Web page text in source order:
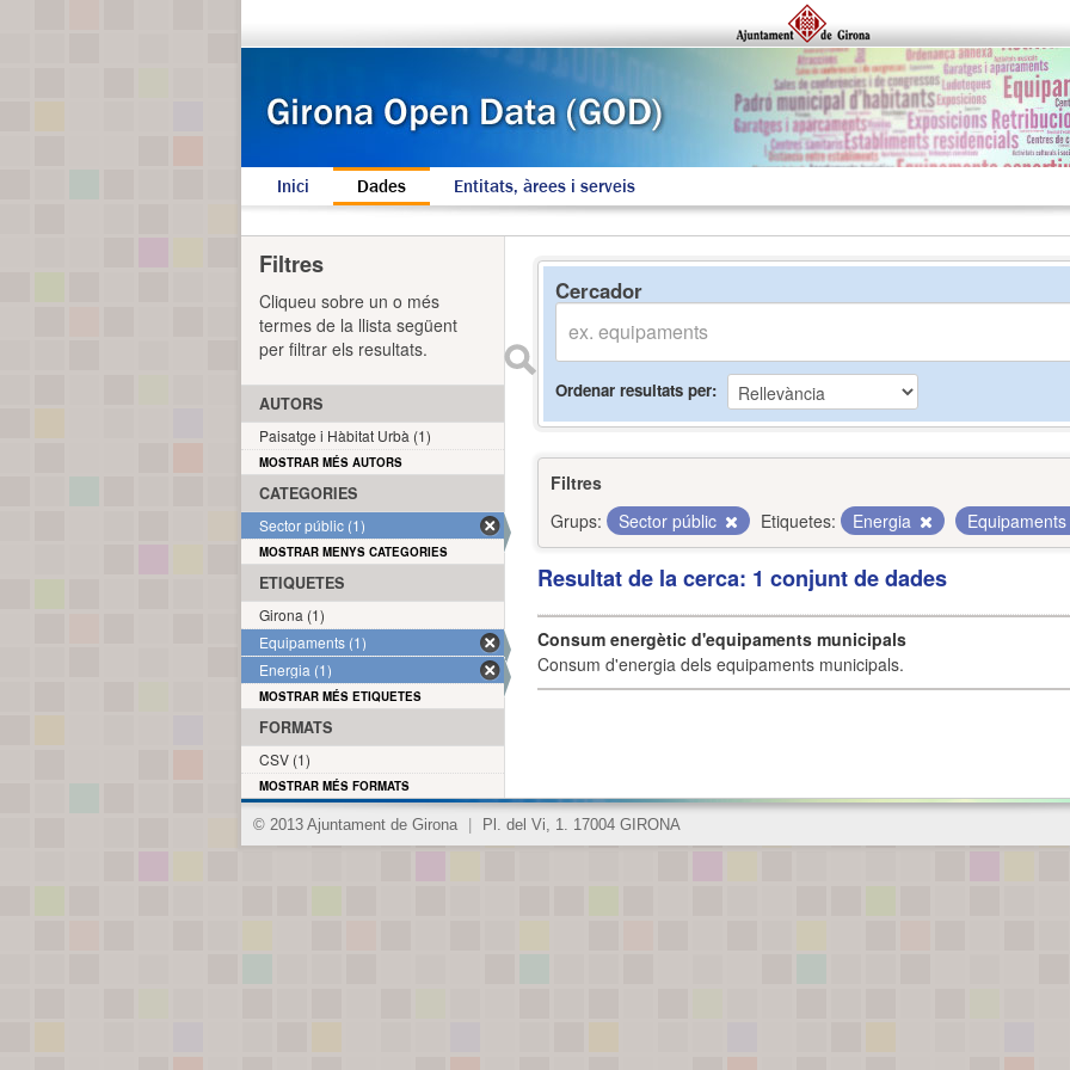
Inici Dades Entitats, àrees i serveis
Cercador
Ordenar resultats per
Filtres
Grups:
Sector públic Etiquetes: Energia Equipaments
Resultat de la cerca: 1 conjunt de dades
Consum energètic d'equipaments municipals
Consum d'energia dels equipaments municipals.
Filtres
Cliqueu sobre un o més
termes de la llista següent
per filtrar els resultats.
AUTORS
Paisatge i Hàbitat Urbà (1)
MOSTRAR MÉS AUTORS
CATEGORIES
Sector públic (1)
MOSTRAR MENYS CATEGORIES
ETIQUETES
Girona (1)
Equipaments (1)
Energia (1)
MOSTRAR MÉS ETIQUETES
FORMATS
CSV (1)
MOSTRAR MÉS FORMATS
© 2013 Ajuntament de Girona Pl. del Vi, 1. 17004 GIRONA